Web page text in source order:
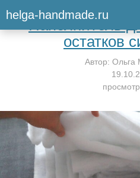
helga-handmade.ru
Вернуться к
Наполнитель
остатков
Автор: Ольга